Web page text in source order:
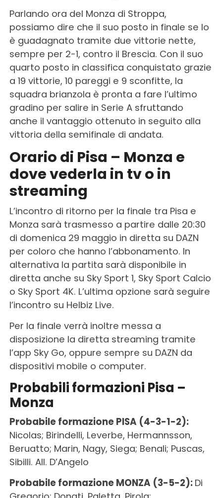
Parlando ora del Monza di Stroppa,
possiamo dire che il suo posto in finale se lo
è guadagnato tramite due vittorie nette,
sempre per 2-1, contro il Brescia. Con il suo
quarto posto in classifica conquistato grazie
a 19 vittorie, 10 pareggi e 9 sconfitte, la
squadra brianzola è pronta a fare l’ultimo
gradino per salire in Serie A sfruttando
anche il vantaggio ottenuto in seguito alla
vittoria della semifinale di andata.
Orario di Pisa – Monza e
dove vederla in tv o in
streaming
L’incontro di ritorno per la finale tra Pisa e
Monza sarà trasmesso a partire dalle 20:30
di domenica 29 maggio in diretta su DAZN
per coloro che hanno l’abbonamento. In
alternativa la partita sarà disponibile in
diretta anche su Sky Sport 1, Sky Sport Calcio
o Sky Sport 4K. L’ultima opzione sarà seguire
l’incontro su Helbiz Live.
Per la finale verrà inoltre messa a
disposizione la diretta streaming tramite
l’app Sky Go, oppure sempre su DAZN da
dispositivi mobile o computer.
Probabili formazioni Pisa –
Monza
Probabile formazione PISA (4-3-1-2):
Nicolas; Birindelli, Leverbe, Hermannsson,
Beruatto; Marin, Nagy, Siega; Benali; Puscas,
Sibilli. All. D’Angelo
Probabile formazione MONZA (3-5-2): Di